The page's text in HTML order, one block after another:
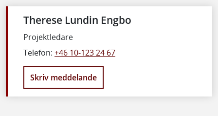
Therese Lundin Engbo
Projektledare
Telefon: +46 10-123 24 67
Skriv meddelande